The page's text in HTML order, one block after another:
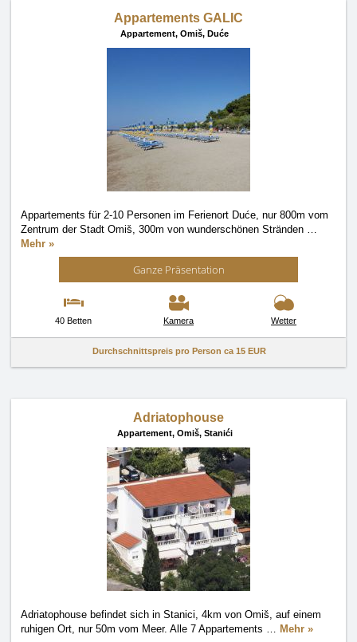
Appartements GALIC
Appartement, Omiš, Duće
Appartements für 2-10 Personen im Ferienort Duće, nur 800m vom
Zentrum der Stadt Omiš, 300m von wunderschönen Stränden …
Mehr »
Ganze Präsentation
40 Betten Kamera Wetter
Durchschnittspreis pro Person ca 15 EUR
Adriatophouse
Appartement, Omiš, Stanići
Adriatophouse befindet sich in Stanici, 4km von Omiš, auf einem
ruhigen Ort, nur 50m vom Meer. Alle 7 Appartements … Mehr »